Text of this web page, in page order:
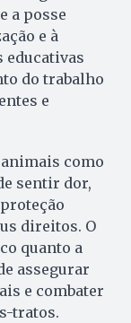
a posse
e à
educativas
do trabalho
e
como
sentir dor,
direitos. O
quanto a
assegurar
e combater
tratos.